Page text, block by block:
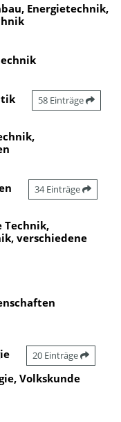
Energietechnik,
58 Einträge
34 Einträge
Technik,
verschiedene
20 Einträge
Volkskunde